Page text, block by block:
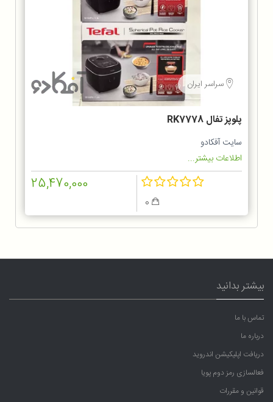
سراسر ایران
پلوپز تفال RK7778
سایت آفکادو
اطلاعات بیشتر...
25,470,000
بیشتر بدانید
تماس با ما
درباره ما
دریافت اپلیکیشن اندروید
فعالسازی رمز دوم پویا
قوانین و مقررات